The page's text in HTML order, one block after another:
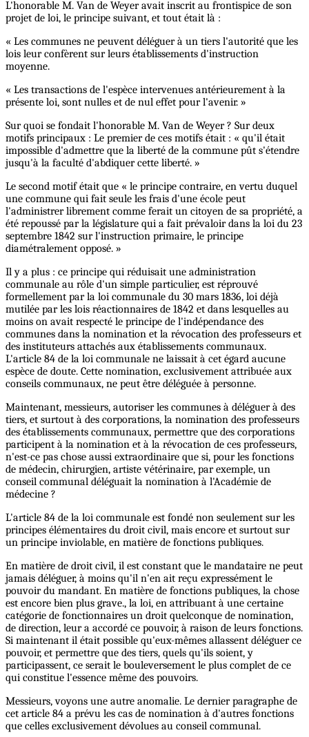
L'honorable M. Van de Weyer avait inscrit au frontispice de son
projet de loi, le principe suivant, et tout était là :
« Les communes ne peuvent déléguer à un tiers l'autorité que les
lois leur confèrent sur leurs établissements d'instruction
moyenne.
« Les transactions de l'espèce intervenues antérieurement à la
présente loi, sont nulles et de nul effet pour l'avenir. »
Sur quoi se fondait l'honorable M. Van de Weyer ? Sur deux
motifs principaux : Le premier de ces motifs était : « qu'il était
impossible d'admettre que la liberté de la commune pût s'étendre
jusqu'à la faculté d'abdiquer cette liberté. »
Le second motif était que « le principe contraire, en vertu duquel
une commune qui fait seule les frais d'une école peut
l'administrer librement comme ferait un citoyen de sa propriété, a
été repoussé par la législature qui a fait prévaloir dans la loi du 23
septembre 1842 sur l'instruction primaire, le principe
diamétralement opposé. »
Il y a plus : ce principe qui réduisait une administration
communale au rôle d'un simple particulier, est réprouvé
formellement par la loi communale du 30 mars 1836, loi déjà
mutilée par les lois réactionnaires de 1842 et dans lesquelles au
moins on avait respecté le principe de l'indépendance des
communes dans la nomination et la révocation des professeurs et
des instituteurs attachés aux établissements communaux.
L'article 84 de la loi communale ne laissait à cet égard aucune
espèce de doute. Cette nomination, exclusivement attribuée aux
conseils communaux, ne peut être déléguée à personne.
Maintenant, messieurs, autoriser les communes à déléguer à des
tiers, et surtout à des corporations, la nomination des professeurs
des établissements communaux, permettre que des corporations
participent à la nomination et à la révocation de ces professeurs,
n'est-ce pas chose aussi extraordinaire que si, pour les fonctions
de médecin, chirurgien, artiste vétérinaire, par exemple, un
conseil communal déléguait la nomination à l'Académie de
médecine ?
L'article 84 de la loi communale est fondé non seulement sur les
principes élémentaires du droit civil, mais encore et surtout sur
un principe inviolable, en matière de fonctions publiques.
En matière de droit civil, il est constant que le mandataire ne peut
jamais déléguer, à moins qu'il n'en ait reçu expressément le
pouvoir du mandant. En matière de fonctions publiques, la chose
est encore bien plus grave., la loi, en attribuant à une certaine
catégorie de fonctionnaires un droit quelconque de nomination,
de direction, leur a accordé ce pouvoir, à raison de leurs fonctions.
Si maintenant il était possible qu'eux-mêmes allassent déléguer ce
pouvoir, et permettre que des tiers, quels qu'ils soient, y
participassent, ce serait le bouleversement le plus complet de ce
qui constitue l'essence même des pouvoirs.
Messieurs, voyons une autre anomalie. Le dernier paragraphe de
cet article 84 a prévu les cas de nomination à d'autres fonctions
que celles exclusivement dévolues au conseil communal.